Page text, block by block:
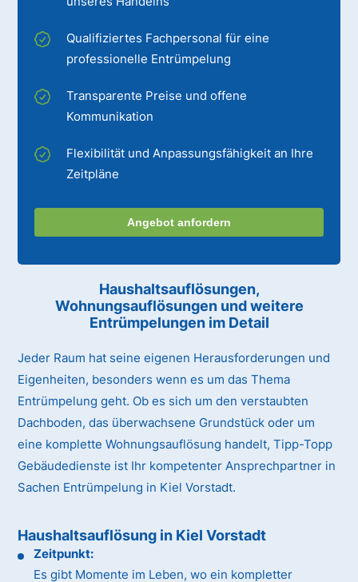
Qualifiziertes Fachpersonal für eine
professionelle Entrümpelung
Transparente Preise und offene
Kommunikation
Flexibilität und Anpassungsfähigkeit an Ihre
Zeitpläne
Angebot anfordern
Haushaltsauflösungen,
Wohnungsauflösungen und weitere
Entrümpelungen im Detail
Jeder Raum hat seine eigenen Herausforderungen und
Eigenheiten, besonders wenn es um das Thema
Entrümpelung geht. Ob es sich um den verstaubten
Dachboden, das überwachsene Grundstück oder um
eine komplette Wohnungsauflösung handelt, Tipp-Topp
Gebäudedienste ist Ihr kompetenter Ansprechpartner in
Sachen Entrümpelung in Kiel Vorstadt.
Haushaltsauflösung in Kiel Vorstadt
Zeitpunkt:
Es gibt Momente im Leben, wo ein kompletter